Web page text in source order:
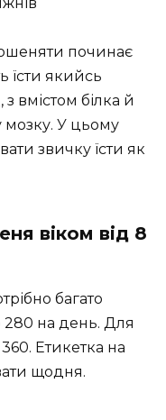
починає
їсти якийсь
вмістом білка й
мозку. У цьому
звичку їсти як
віком від 8
багато
280 на день. Для
Етикетка на
щодня.